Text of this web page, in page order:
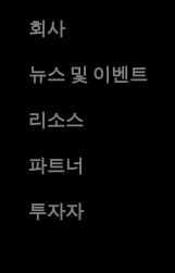
회사
AMD 소개
기업의 사회적 책임
채용
문의하기
뉴스 및 이벤트
뉴스룸
미디어 라이브러리
리소스
개발자 센트럴
사례 연구
파트너
AMD 파트너 허브
투자자